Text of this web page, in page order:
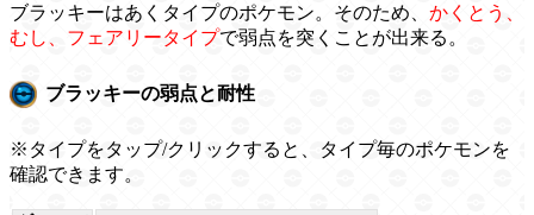
ブラッキーはあくタイプのポケモン。そのため、 かくとう、
むし、フェアリータイプで弱点を突くことが出来る。
ブラッキーの弱点と耐性
※タイプをタップ/クリックすると、タイプ毎のポケモンを
確認できます。